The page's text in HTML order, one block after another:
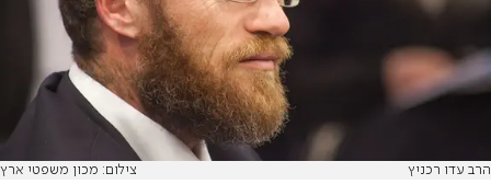
הרב עדו רכניץ צילום: מכון משפטי ארץ